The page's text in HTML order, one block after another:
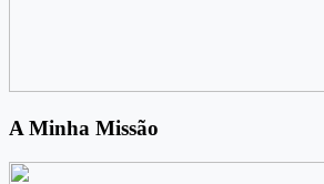
A Minha Missão